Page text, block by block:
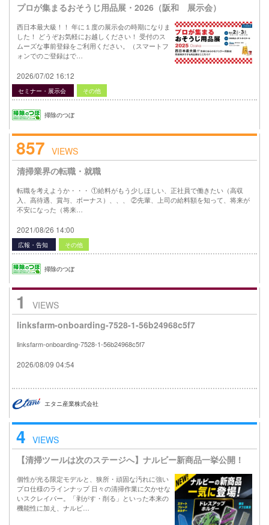
プロが集まるおそうじ用品展・2026（阪和 展示会）
西日本最大級！！ 年に１度の展示会の時期になりま
した！ どうぞお気軽にお越しください！ 受付のス
ムーズな事前登録をご利用ください。（スマートフ
ォンでのご登録はで…
2026/07/02 16:12
セミナー・展示会 その他
掃除のつぼ
857 VIEWS
清掃業界の転職・就職
転職を考えようか・・・ ①給料がもう少しほしい、正社員で働きたい（高収
入、高待遇、賞与、ボーナス）、、、 ②先輩、上司の給料額を知って、将来が
不安になった（将来…
2021/08/26 14:00
広報・告知 その他
掃除のつぼ
1
VIEWS
linksfarm-onboarding-7528-1-56b24968c5f7
linksfarm-onboarding-7528-1-56b24968c5f7
2026/08/09 04:54
エタニ産業株式会社
4 VIEWS
【清掃ツールは次のステージへ】ナルビー新商品一挙公開！
個性が光る限定モデルと、狭所・頑固な汚れに強い
プロ仕様のラインナップ 日々の清掃作業に欠かせな
いスクレイパー。「剥がす・削る」といった本来の
機能性に加え、ナルビ…